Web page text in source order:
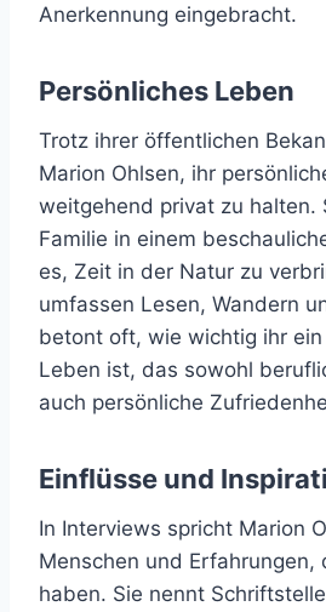
Anerkennung eingebracht.
Persönliches Leben
Trotz ihrer öffentlichen
Marion Ohlsen, ihr
weitgehend privat zu halten.
Familie in einem
es, Zeit in der Natur zu
umfassen Lesen, Wandern
betont oft, wie wichtig ihr
Leben ist, das sowohl
auch persönliche
Einflüsse und
In Interviews spricht Marion
Menschen und Erfahrungen,
haben. Sie nennt